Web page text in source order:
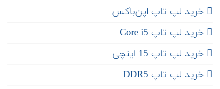
‌ خرید لپ تاپ اپن‌باکس
خرید لپ تاپ Core i5
‌‌ خرید لپ تاپ 15 اینچی
خرید لپ تاپ DDR5